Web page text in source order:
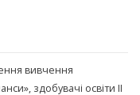
вивчення
здобувачі освіти ІІ